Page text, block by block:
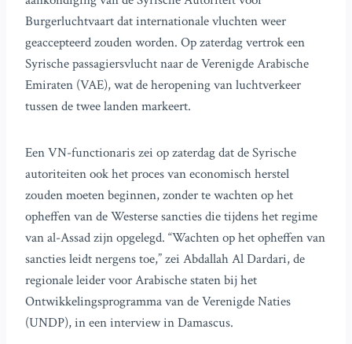
Burgerluchtvaart dat internationale vluchten weer
geaccepteerd zouden worden. Op zaterdag vertrok een
Syrische passagiersvlucht naar de Verenigde Arabische
Emiraten (VAE), wat de heropening van luchtverkeer
tussen de twee landen markeert.
Een VN-functionaris zei op zaterdag dat de Syrische
autoriteiten ook het proces van economisch herstel
zouden moeten beginnen, zonder te wachten op het
opheffen van de Westerse sancties die tijdens het regime
van al-Assad zijn opgelegd. “Wachten op het opheffen van
sancties leidt nergens toe,” zei Abdallah Al Dardari, de
regionale leider voor Arabische staten bij het
Ontwikkelingsprogramma van de Verenigde Naties
(UNDP), in een interview in Damascus.